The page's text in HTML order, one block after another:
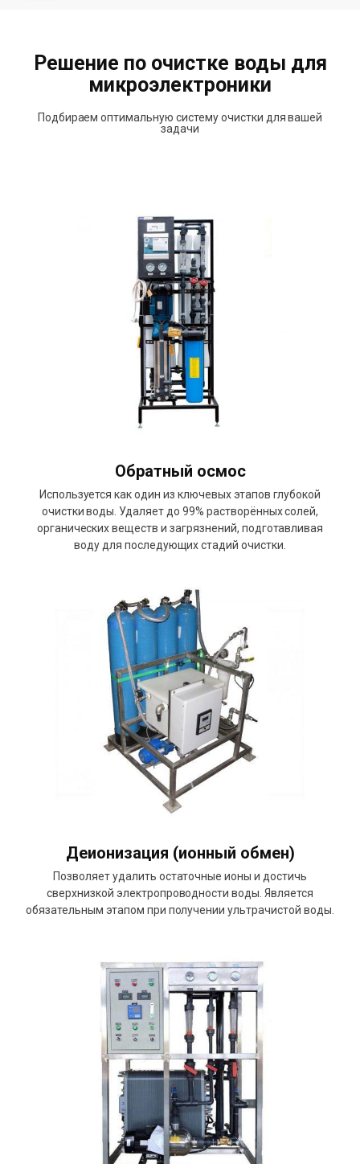
Решение по очистке воды для
микроэлектроники
Подбираем оптимальную систему очистки для вашей
задачи
Обратный осмос
Используется как один из ключевых этапов глубокой
очистки воды. Удаляет до 99% растворённых солей,
органических веществ и загрязнений, подготавливая
воду для последующих стадий очистки.
Деионизация (ионный обмен)
Позволяет удалить остаточные ионы и достичь
сверхнизкой электропроводности воды. Является
обязательным этапом при получении ультрачистой воды.